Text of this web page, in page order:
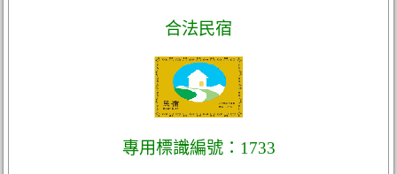
合法民宿
專用標識編號：1733